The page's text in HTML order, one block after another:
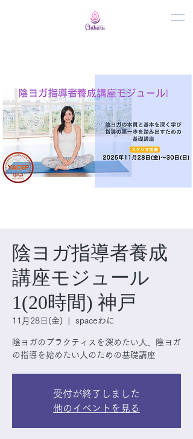
陰ヨガ指導者養成
講座モジュール
1(20時間) 神戸
11月28日(金) spaceわに
陰ヨガのプラクティスを深めたい人、陰ヨガ
の指導を始めたい人のための基礎講座
受付が終了しました
他のイベントを見る